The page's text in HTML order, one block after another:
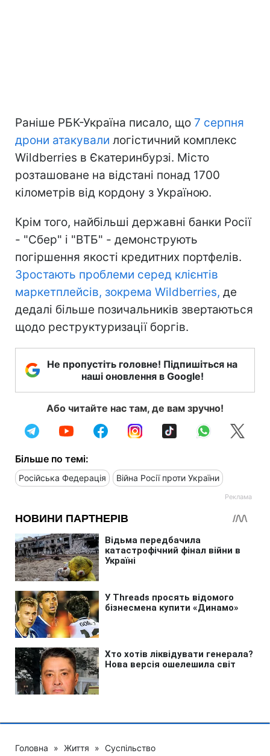
Раніше РБК-Україна писало, що 7 серпня
дрони атакували логістичний комплекс
Wildberries в Єкатеринбурзі. Місто
розташоване на відстані понад 1700
кілометрів від кордону з Україною.
Крім того, найбільші державні банки Росії
- "Сбер" і "ВТБ" - демонструють
погіршення якості кредитних портфелів.
Зростають проблеми серед клієнтів
маркетплейсів, зокрема Wildberries, де
дедалі більше позичальників звертаються
щодо реструктуризації боргів.
Не пропустіть головне! Підпишіться на
наші оновлення в Google!
Або читайте нас там, де вам зручно!
Більше по темі:
Російська Федерація Війна Росії проти України
Головна » Життя » Суспільство